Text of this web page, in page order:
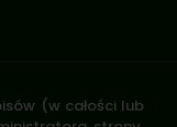
(w całości lub